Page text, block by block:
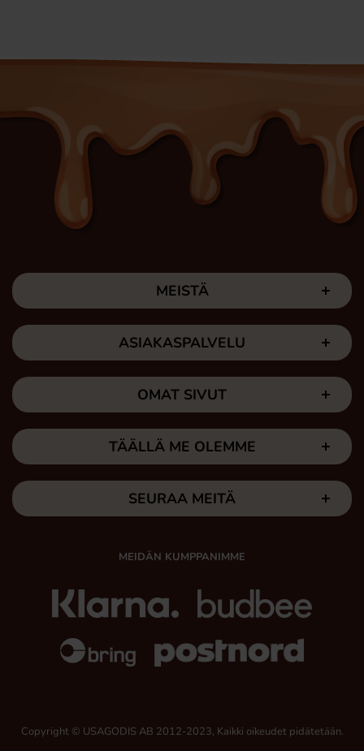
MEISTÄ
ASIAKASPALVELU
OMAT SIVUT
TÄÄLLÄ ME OLEMME
SEURAA MEITÄ
MEIDÄN KUMPPANIMME
Copyright © USAGODIS AB 2012-2023, Kaikki oikeudet pidätetään.